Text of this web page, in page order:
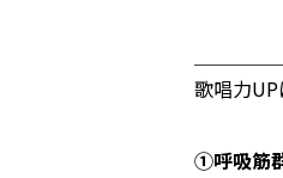
歌唱力
①呼吸筋